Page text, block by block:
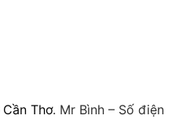
Thơ. Mr Bình – Số điện